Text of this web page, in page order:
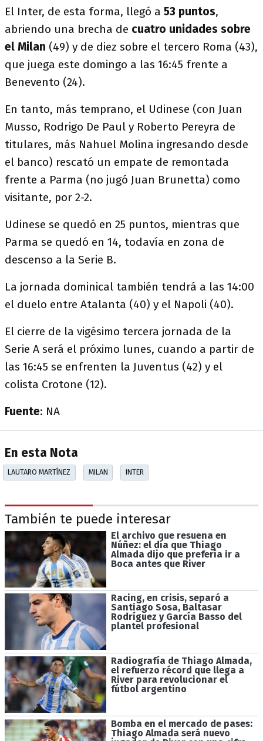
El Inter, de esta forma, llegó a 53 puntos,
abriendo una brecha de cuatro unidades sobre
el Milan (49) y de diez sobre el tercero Roma (43),
que juega este domingo a las 16:45 frente a
Benevento (24).
En tanto, más temprano, el Udinese (con Juan
Musso, Rodrigo De Paul y Roberto Pereyra de
titulares, más Nahuel Molina ingresando desde
el banco) rescató un empate de remontada
frente a Parma (no jugó Juan Brunetta) como
visitante, por 2-2.
Udinese se quedó en 25 puntos, mientras que
Parma se quedó en 14, todavía en zona de
descenso a la Serie B.
La jornada dominical también tendrá a las 14:00
el duelo entre Atalanta (40) y el Napoli (40).
El cierre de la vigésimo tercera jornada de la
Serie A será el próximo lunes, cuando a partir de
las 16:45 se enfrenten la Juventus (42) y el
colista Crotone (12).
Fuente: NA
En esta Nota
LAUTARO MARTÍNEZ MILAN INTER
También te puede interesar
El archivo que resuena en
Núñez: el día que Thiago
Almada dijo que prefería ir a
Boca antes que River
Racing, en crisis, separó a
Santiago Sosa, Baltasar
Rodríguez y García Basso del
plantel profesional
Radiografía de Thiago Almada,
el refuerzo récord que llega a
River para revolucionar el
fútbol argentino
Bomba en el mercado de pases:
Thiago Almada será nuevo